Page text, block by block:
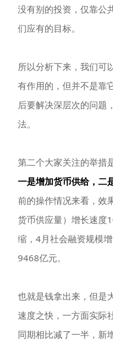
没有别的投资，仅靠公
们应有的目标。
所以分析下来，我们可
有作用的，但并不是靠
后要解决深层次的问题
法。
第二个大家关注的举措
一是增加货币供给，二
前的操作情况来看，效
货币供应量）增长速度
缩，4月社会融资规模
9468亿元。
也就是钱拿出来，但是
速度之快，一方面实际
同期相比减了一半，新